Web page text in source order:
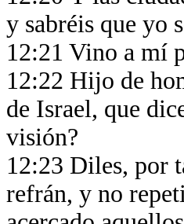
y sabréis que yo
12:21 Vino a mí
12:22 Hijo de
de Israel, que
visión?
12:23 Diles, por
refrán, y no